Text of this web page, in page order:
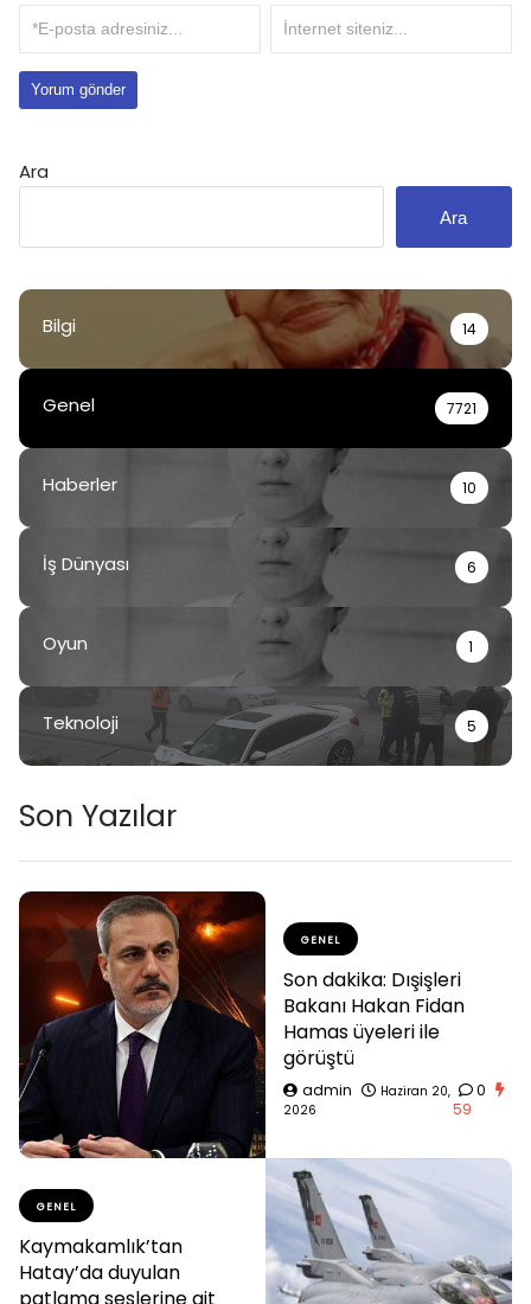
Ara
Ara
Bilgi 14
Genel 7721
Haberler 10
İş Dünyası 6
Oyun 1
Teknoloji 5
Son Yazılar
GENEL
Son dakika: Dışişleri
Bakanı Hakan Fidan
Hamas üyeleri ile
görüştü
admin
Haziran 20,
2026
0
59
GENEL
Kaymakamlık’tan
Hatay’da duyulan
patlama seslerine ait